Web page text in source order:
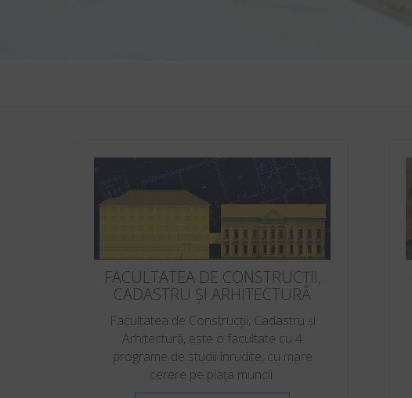
FACULTATEA DE CONSTRUCȚII,
CADASTRU ȘI ARHITECTURĂ
Facultatea de Construcții, Cadastru și
Arhitectură, este o facultate cu 4
programe de studii înrudite, cu mare
cerere pe piaţa muncii.